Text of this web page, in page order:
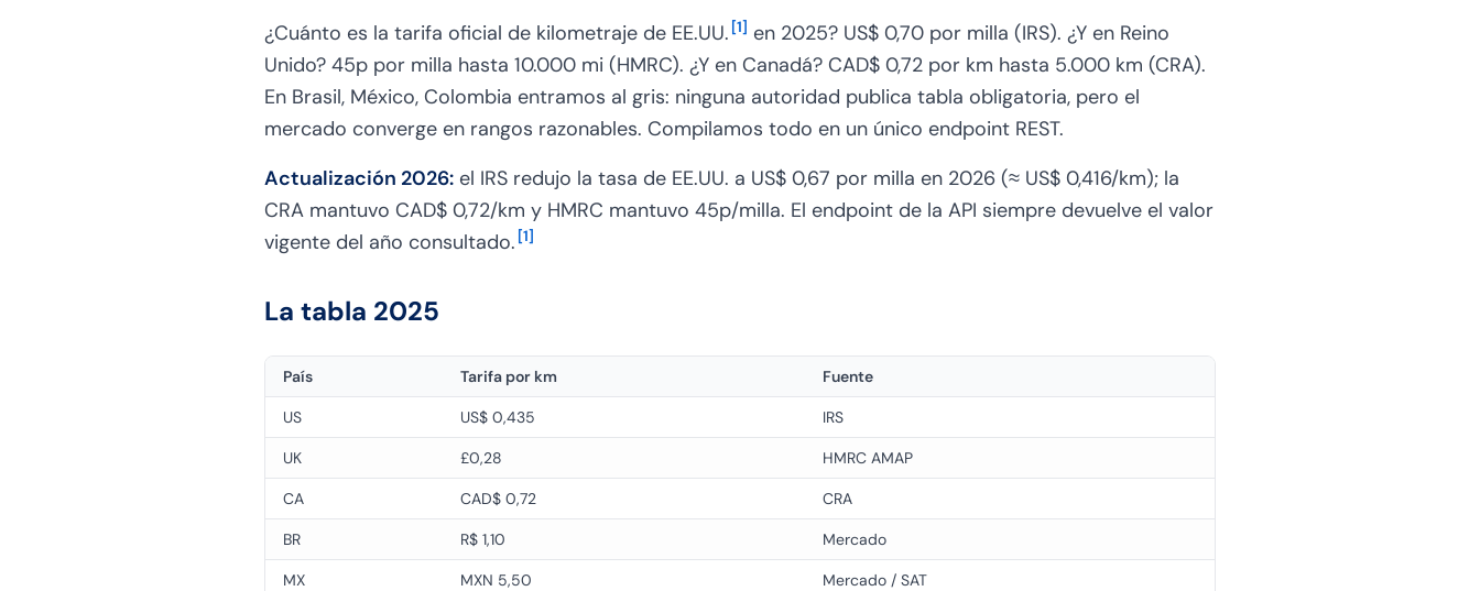
¿Cuánto es la tarifa oficial de kilometraje de EE.UU. [1] en 2025? US$ 0,70 por milla (IRS). ¿Y en Reino
Unido? 45p por milla hasta 10.000 mi (HMRC). ¿Y en Canadá? CAD$ 0,72 por km hasta 5.000 km (CRA).
En Brasil, México, Colombia entramos al gris: ninguna autoridad publica tabla obligatoria, pero el
mercado converge en rangos razonables. Compilamos todo en un único endpoint REST.
Actualización 2026: el IRS redujo la tasa de EE.UU. a US$ 0,67 por milla en 2026 (≈ US$ 0,416/km); la
CRA mantuvo CAD$ 0,72/km y HMRC mantuvo 45p/milla. El endpoint de la API siempre devuelve el valor
vigente del año consultado. [1]
La tabla 2025
País Tarifa por km Fuente
US US$ 0,435 IRS
UK £0,28 HMRC AMAP
CA CAD$ 0,72 CRA
BR R$ 1,10 Mercado
MX MXN 5,50 Mercado / SAT